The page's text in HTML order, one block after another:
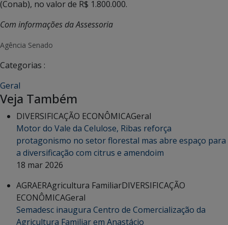
(Conab), no valor de R$ 1.800.000.
Com informações da Assessoria
Agência Senado
Categorias :
Geral
Veja Também
DIVERSIFICAÇÃO ECONÔMICAGeral
Motor do Vale da Celulose, Ribas reforça
protagonismo no setor florestal mas abre espaço para
a diversificação com citrus e amendoim
18 mar 2026
AGRAERAgricultura FamiliarDIVERSIFICAÇÃO
ECONÔMICAGeral
Semadesc inaugura Centro de Comercialização da
Agricultura Familiar em Anastácio